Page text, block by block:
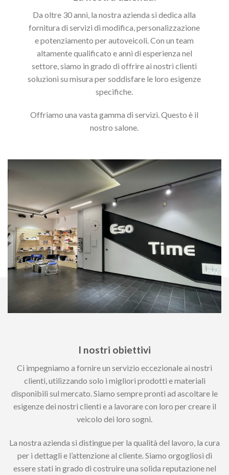
Da oltre 30 anni, la nostra azienda si dedica alla
fornitura di servizi di modifica, personalizzazione
e potenziamento per autoveicoli. Con un team
altamente qualificato e anni di esperienza nel
settore, siamo in grado di offrire ai nostri clienti
soluzioni su misura per soddisfare le loro esigenze
specifiche.
Offriamo una vasta gamma di servizi. Questo è il
nostro salone.
I nostri obiettivi
Ci impegniamo a fornire un servizio eccezionale ai nostri
clienti, utilizzando solo i migliori prodotti e materiali
disponibili sul mercato. Siamo sempre pronti ad ascoltare le
esigenze dei nostri clienti e a lavorare con loro per creare il
veicolo dei loro sogni.
La nostra azienda si distingue per la qualità del lavoro, la cura
per i dettagli e l’attenzione al cliente. Siamo orgogliosi di
essere stati in grado di costruire una solida reputazione nel